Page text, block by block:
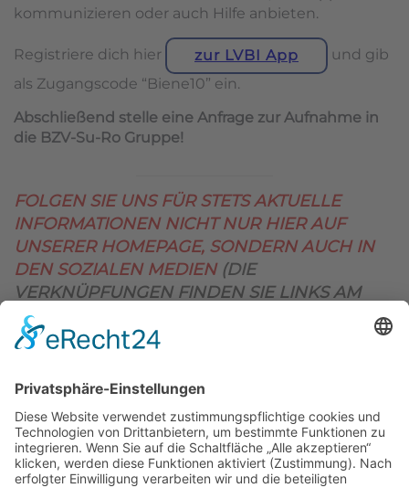
kommunizieren oder auch Hilfe anbieten.
Registriere dich hier zur LVBI App
und gib
als Zugangscode “Biene10” ein.
Abschließend stelle eine Anfrage zur Aufnahme in
die BZV-Su-Ro Gruppe!
FOLGEN SIE UNS FÜR STETS AKTUELLE
INFORMATIONEN NICHT NUR HIER AUF
UNSERER HOMEPAGE, SONDERN AUCH IN
DEN SOZIALEN MEDIEN (DIE
VERKNÜPFUNGEN FINDEN SIE LINKS AM
OBEREN SEITENRAND)
BIENENZUCHTVEREIN SULZBACH-ROSENBERG
1871 E.V.
1. Vorsitzender